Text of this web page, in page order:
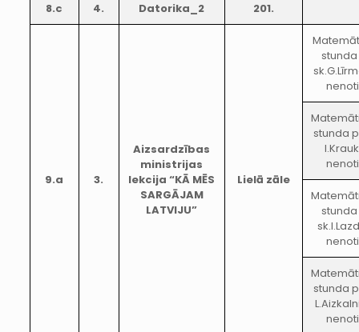
8.c 4. Datorika_2 201.
9.a 3.
Aizsardzības
ministrijas
lekcija “KĀ MĒS
SARGĀJAM
LATVIJU”
Lielā zāle
stunda
stunda